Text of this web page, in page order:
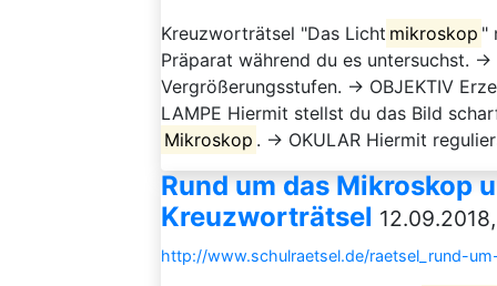
Kreuzworträtsel "Das Licht mikroskop "
Präparat während du es untersuchst.
Vergrößerungsstufen. → OBJEKTIV
LAMPE Hiermit stellst du das Bild
Mikroskop . → OKULAR Hiermit
Rund um das Mikroskop
Kreuzworträtsel
http://www.schulraetsel.de/raetsel_rund-